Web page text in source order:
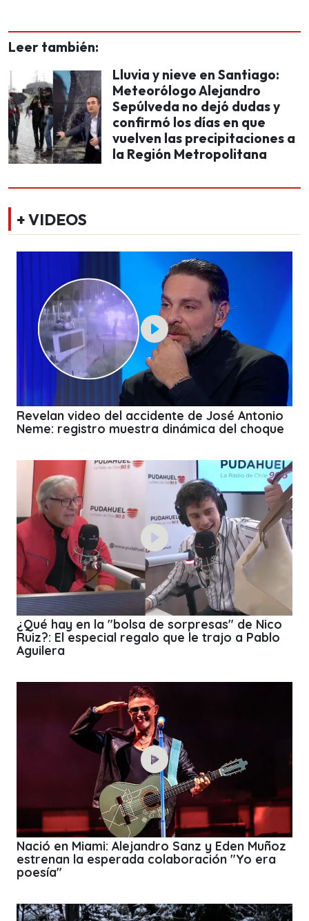
Leer también:
Lluvia y nieve en Santiago:
Meteorólogo Alejandro
Sepúlveda no dejó dudas y
confirmó los días en que
vuelven las precipitaciones a
la Región Metropolitana
+ VIDEOS
Revelan video del accidente de José Antonio
Neme: registro muestra dinámica del choque
¿Qué hay en la "bolsa de sorpresas" de Nico
Ruiz?: El especial regalo que le trajo a Pablo
Aguilera
Nació en Miami: Alejandro Sanz y Eden Muñoz
estrenan la esperada colaboración "Yo era
poesía"